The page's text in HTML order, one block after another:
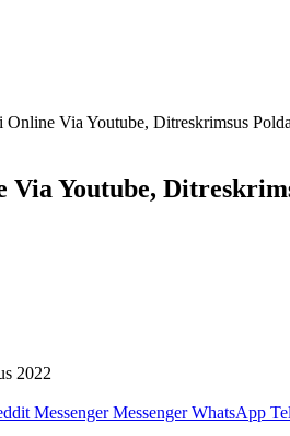
Online Via Youtube, Ditreskrimsus
Youtube,
2022
Messenger Messenger WhatsApp